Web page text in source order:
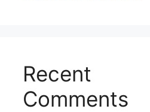
Recent
Comments